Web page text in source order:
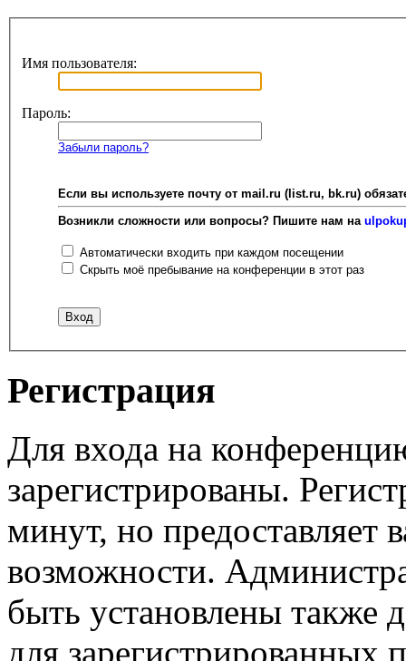
Имя пользователя:
Пароль:
Забыли пароль?
Если вы используете почту от mail.ru (list.ru, bk.ru)
Возникли сложности или вопросы? Пишите нам на
Автоматически входить при каждом посещении
Скрыть моё пребывание на конференции в этот раз
Регистрация
Для входа на
зарегистрированы.
минут, но предоставляет
возможности.
быть установлены также
для зарегистрированных